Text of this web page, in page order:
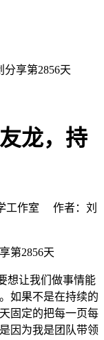
分享第2856天
龙，持
工作室 作者：刘
想让我们做事情能
如果不是在持续的
固定的把每一页每
因为我是团队带领